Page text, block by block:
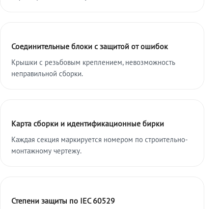
Соединительные блоки с защитой от ошибок
Крышки с резьбовым креплением, невозможность
неправильной сборки.
Карта сборки и идентификационные бирки
Каждая секция маркируется номером по строительно-
монтажному чертежу.
Степени защиты по IEC 60529